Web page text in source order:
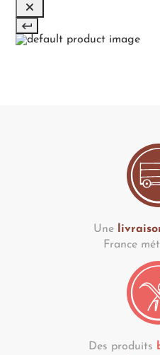
Une
France
Des produits